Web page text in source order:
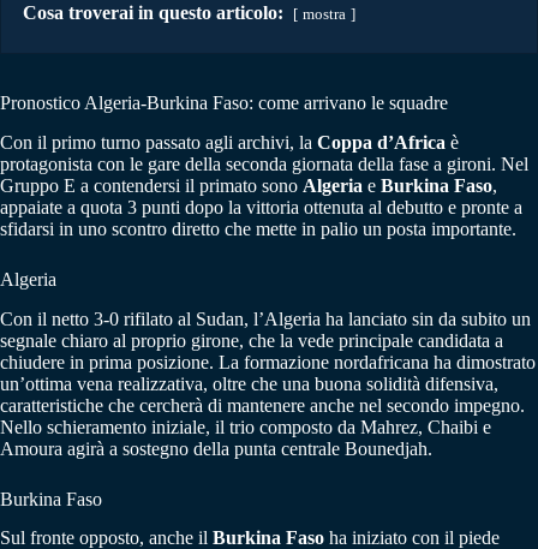
Cosa troverai in questo articolo: mostra
Pronostico Algeria-Burkina Faso: come arrivano le squadre
Con il primo turno passato agli archivi, la Coppa d’Africa è
protagonista con le gare della seconda giornata della fase a gironi. Nel
Gruppo E a contendersi il primato sono Algeria e Burkina Faso,
appaiate a quota 3 punti dopo la vittoria ottenuta al debutto e pronte a
sfidarsi in uno scontro diretto che mette in palio un posta importante.
Algeria
Con il netto 3-0 rifilato al Sudan, l’Algeria ha lanciato sin da subito un
segnale chiaro al proprio girone, che la vede principale candidata a
chiudere in prima posizione. La formazione nordafricana ha dimostrato
un’ottima vena realizzativa, oltre che una buona solidità difensiva,
caratteristiche che cercherà di mantenere anche nel secondo impegno.
Nello schieramento iniziale, il trio composto da Mahrez, Chaibi e
Amoura agirà a sostegno della punta centrale Bounedjah.
Burkina Faso
Sul fronte opposto, anche il Burkina Faso ha iniziato con il piede